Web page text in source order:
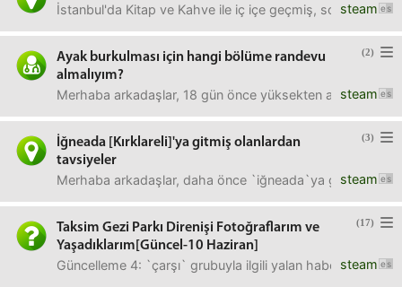
steam
İstanbul'da Kitap ve Kahve ile iç içe geçmiş, sohbet ve
(2)
Ayak burkulması için hangi bölüme randevu
almalıyım?
steam
Merhaba arkadaşlar, 18 gün önce yüksekten atlayıp sol
(3)
İğneada [Kırklareli]'ya gitmiş olanlardan
tavsiyeler
steam
Merhaba arkadaşlar, daha önce `iğneada`ya gidip orada
(17)
Taksim Gezi Parkı Direnişi Fotoğraflarım ve
Yaşadıklarım[Güncel-10 Haziran]
steam
Güncelleme 4: `çarşı` grubuyla ilgili yalan haberler